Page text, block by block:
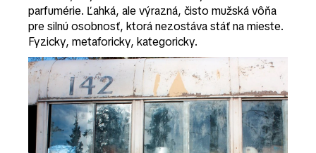
parfumérie. Ľahká, ale výrazná, čisto mužská vôňa
pre silnú osobnosť, ktorá nezostáva stáť na mieste.
Fyzicky, metaforicky, kategoricky.